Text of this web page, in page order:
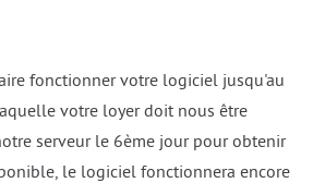
fonctionner votre logiciel jusqu'au
votre loyer doit nous être
serveur le 6ème jour pour obtenir
le logiciel fonctionnera encore